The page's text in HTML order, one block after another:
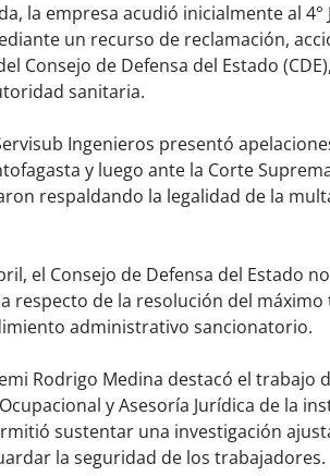
la empresa acudió inicialmente al 4°
un recurso de reclamación,
Consejo de Defensa del Estado
sanitaria.
Ingenieros presentó
y luego ante la Corte
respaldando la legalidad de la
el Consejo de Defensa del Estado
respecto de la resolución del
administrativo sancionatorio.
Rodrigo Medina destacó el trabajo
y Asesoría Jurídica de la
sustentar una investigación
la seguridad de los trabajadores.